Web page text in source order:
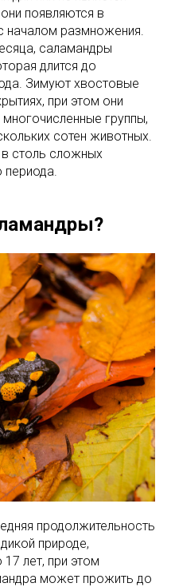
появляются в
началом размножения.
саламандры
длится до
Зимуют хвостовые
при этом они
группы,
сотен животных.
столь сложных
периода.
продолжительность
природе,
лет, при этом
может прожить до